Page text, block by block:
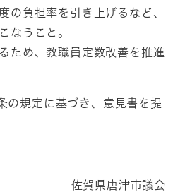
の負担率を引き上げるなど、
なうこと。
ため、教職員定数改善を推進
規定に基づき、意見書を提
佐賀県唐津市議会